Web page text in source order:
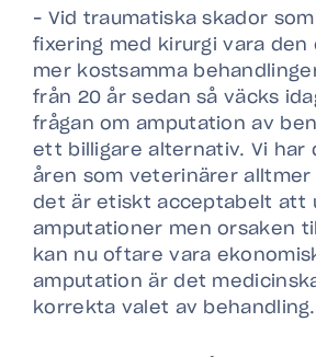
– Vid traumatiska skador
fixering med kirurgi vara den
mer kostsamma
från 20 år sedan så väcks
frågan om amputation av
ett billigare alternativ. Vi har
åren som veterinärer
det är etiskt acceptabelt att
amputationer men orsaken
kan nu oftare vara
amputation är det
korrekta valet av behandling.